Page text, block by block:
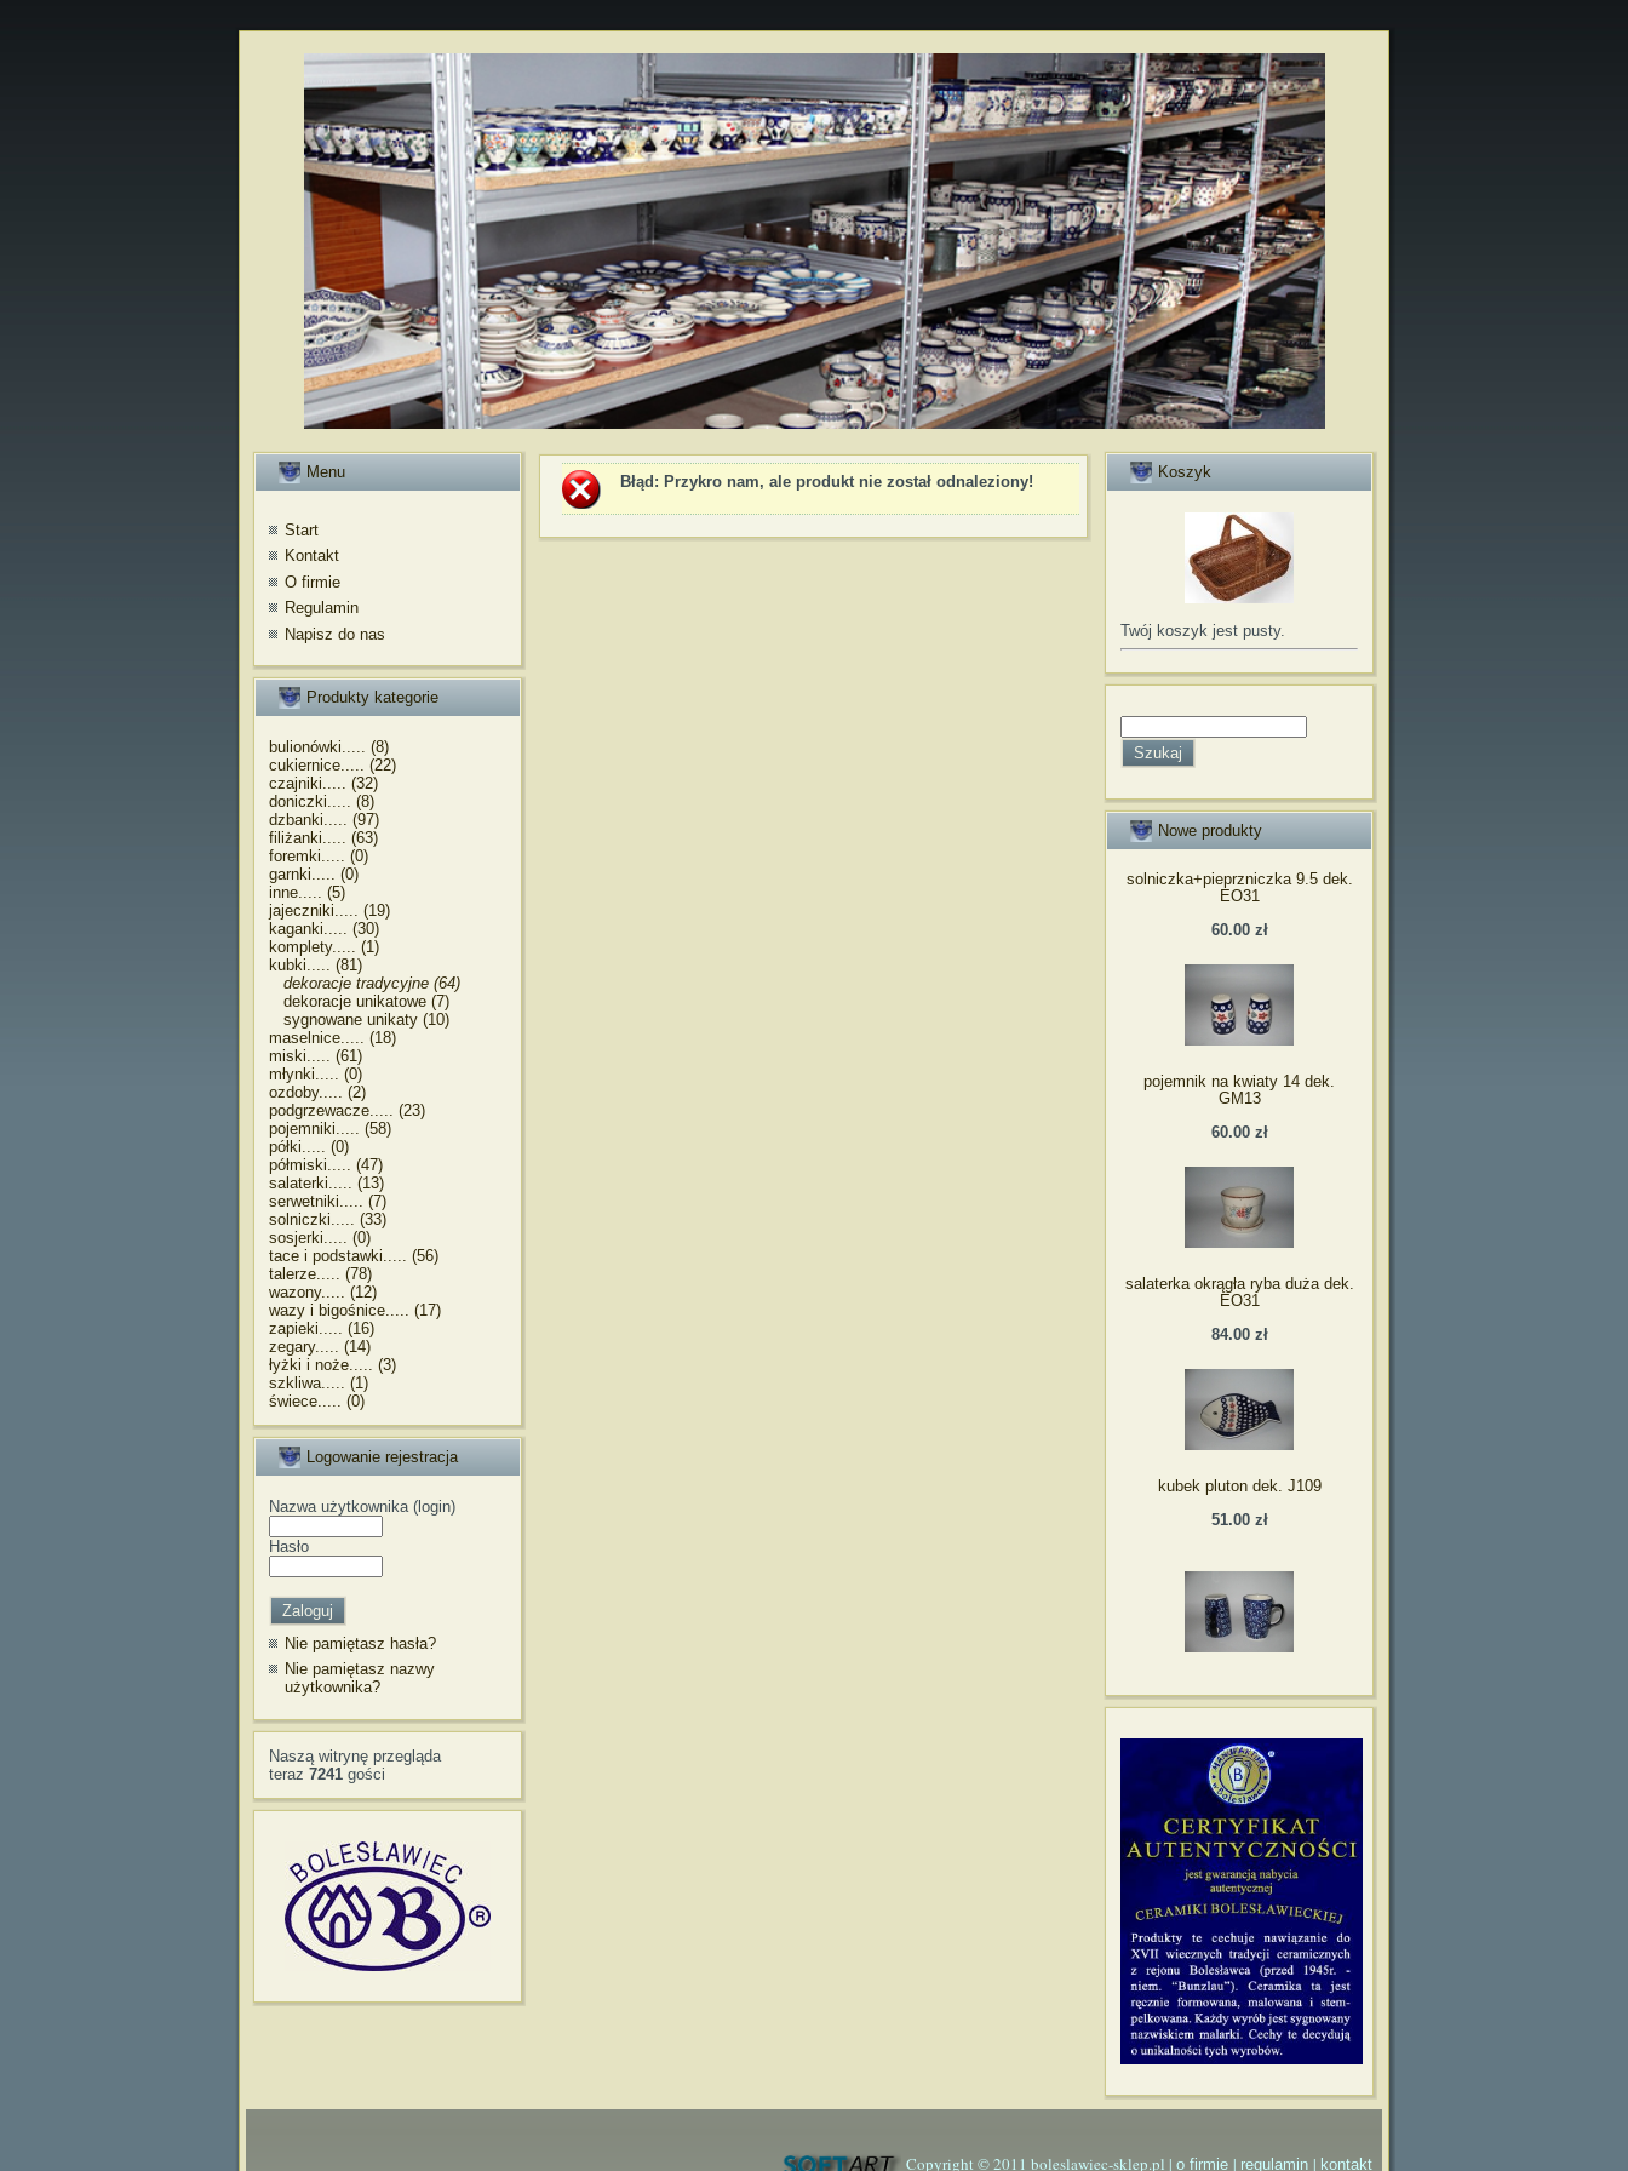
Menu
Start
Kontakt
O firmie
Regulamin
Napisz do nas
Produkty kategorie
bulionówki..... (8)
cukiernice..... (22)
czajniki..... (32)
doniczki..... (8)
dzbanki..... (97)
filiżanki..... (63)
foremki..... (0)
garnki..... (0)
inne..... (5)
jajeczniki..... (19)
kaganki..... (30)
komplety..... (1)
kubki..... (81)
dekoracje tradycyjne (64)
dekoracje unikatowe (7)
sygnowane unikaty (10)
maselnice..... (18)
miski..... (61)
młynki..... (0)
ozdoby..... (2)
podgrzewacze..... (23)
pojemniki..... (58)
półki..... (0)
półmiski..... (47)
salaterki..... (13)
serwetniki..... (7)
solniczki..... (33)
sosjerki..... (0)
tace i podstawki..... (56)
talerze..... (78)
wazony..... (12)
wazy i bigośnice..... (17)
zapieki..... (16)
zegary..... (14)
łyżki i noże..... (3)
szkliwa..... (1)
świece..... (0)
Logowanie rejestracja
Nazwa użytkownika (login)
Hasło
Nie pamiętasz hasła?
Nie pamiętasz nazwy
użytkownika?
Naszą witrynę przegląda
teraz 7241 gości
Błąd : Przykro nam, ale produkt nie został odnaleziony!
Koszyk
Twój koszyk jest pusty.
Nowe produkty
solniczka+pieprzniczka 9.5 dek.
EO31
60.00 zł
pojemnik na kwiaty 14 dek.
GM13
60.00 zł
salaterka okrągła ryba duża dek.
EO31
84.00 zł
kubek pluton dek. J109
51.00 zł
Copyright © 2011 boleslawiec-sklep.pl | o firmie | regulamin | kontakt